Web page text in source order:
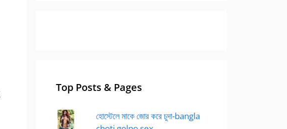
Top Posts & Pages
হোস্টেলে মাকে জোর করে চুদা-bangla